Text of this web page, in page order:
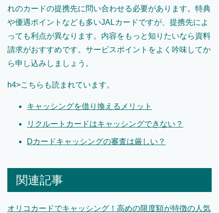
れのカードの提携先に問い合わせる必要があります。特典
や優遇ポイントなども多いJALカードですが、提携先によ
っても利点が異なります。内容をもっと知りたいなら資料
請求がおすすめです。サービスポイントをよく吟味してか
ら申し込みしましょう。
h4>こちらも読まれています。
キャッシングを借り換えるメリット
リクルートカードはキャッシングできない？
Dカードキャッシングの審査は厳しい？
関連記事
オリコカードでキャッシング！高めの限度額が特徴の人気